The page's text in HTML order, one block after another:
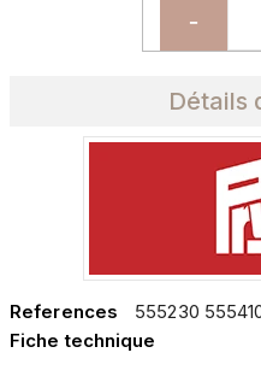
-
Détails
References
555230
Fiche technique